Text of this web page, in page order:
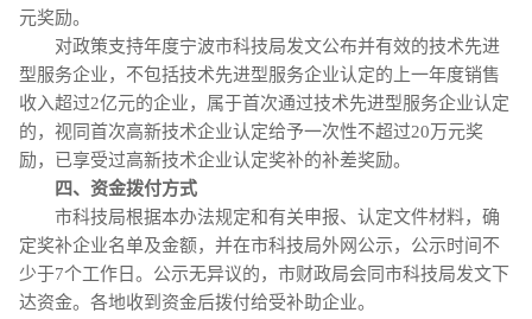
元奖励。
对政策支持年度宁波市科技局发文公布并有效的技术先进
型服务企业，不包括技术先进型服务企业认定的上一年度销售
收入超过2亿元的企业，属于首次通过技术先进型服务企业认定
的，视同首次高新技术企业认定给予一次性不超过20万元奖
励，已享受过高新技术企业认定奖补的补差奖励。
四、资金拨付方式
市科技局根据本办法规定和有关申报、认定文件材料，确
定奖补企业名单及金额，并在市科技局外网公示，公示时间不
少于7个工作日。公示无异议的，市财政局会同市科技局发文下
达资金。各地收到资金后拨付给受补助企业。